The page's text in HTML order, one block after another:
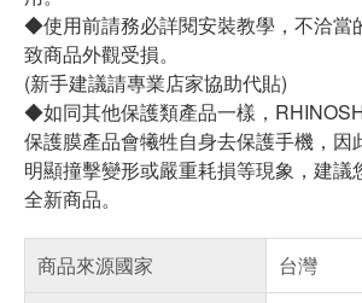
◆使用前請務必詳閱安裝教學，不洽當
致商品外觀受損。
(新手建議請專業店家協助代貼)
◆如同其他保護類產品一樣，
保護膜產品會犧牲自身去保護手機，因
明顯撞擊變形或嚴重耗損等現象，建議
全新商品。
商品來源國家 台灣